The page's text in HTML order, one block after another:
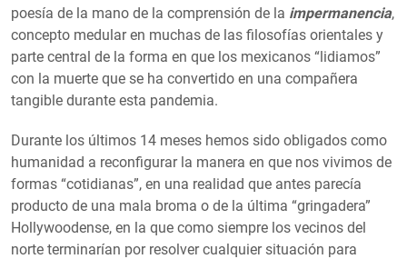
poesía de la mano de la comprensión de la impermanencia,
concepto medular en muchas de las filosofías orientales y
parte central de la forma en que los mexicanos “lidiamos”
con la muerte que se ha convertido en una compañera
tangible durante esta pandemia.
Durante los últimos 14 meses hemos sido obligados como
humanidad a reconfigurar la manera en que nos vivimos de
formas “cotidianas”, en una realidad que antes parecía
producto de una mala broma o de la última “gringadera”
Hollywoodense, en la que como siempre los vecinos del
norte terminarían por resolver cualquier situación para